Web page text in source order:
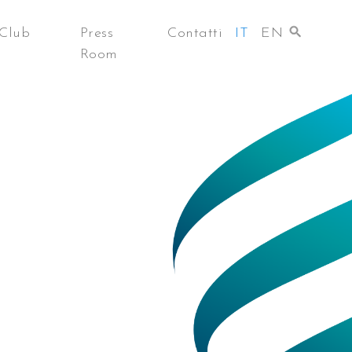
Press
Room
Contatti IT EN